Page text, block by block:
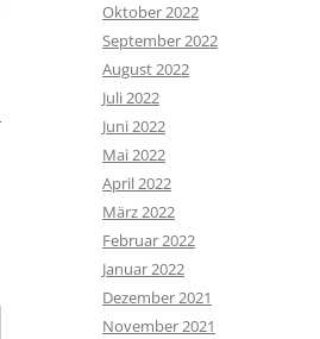
Oktober 2022
September 2022
August 2022
Juli 2022
Juni 2022
Mai 2022
April 2022
März 2022
Februar 2022
Januar 2022
Dezember 2021
November 2021